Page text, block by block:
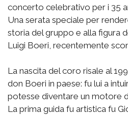
concerto celebrativo per i 35
Una serata speciale per
storia del gruppo e alla figura
Luigi Boeri, recentemente
La nascita del coro risale al
don Boeri in paese: fu lui a
potesse diventare un motore
La prima guida fu artistica fu